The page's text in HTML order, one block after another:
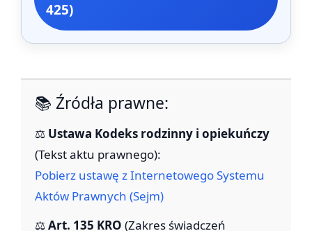
425)
📚 Źródła prawne:
⚖️ Ustawa Kodeks rodzinny i opiekuńczy
(Tekst aktu prawnego):
Pobierz ustawę z Internetowego Systemu
Aktów Prawnych (Sejm)
⚖️Art. 135 KRO (Zakres świadczeń